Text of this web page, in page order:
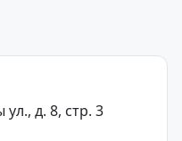
д. 8, стр. 3